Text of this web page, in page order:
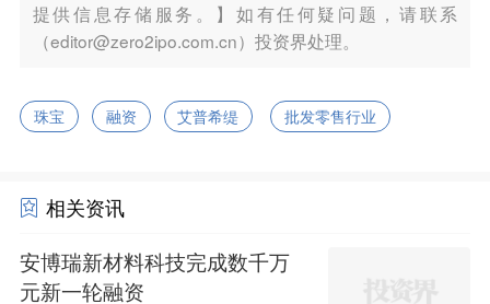
提供信息存储服务。】如有任何疑问题，请联系
（editor@zero2ipo.com.cn）投资界处理。
珠宝 融资 艾普希缇 批发零售行业
相关资讯
安博瑞新材料科技完成数千万
元新一轮融资